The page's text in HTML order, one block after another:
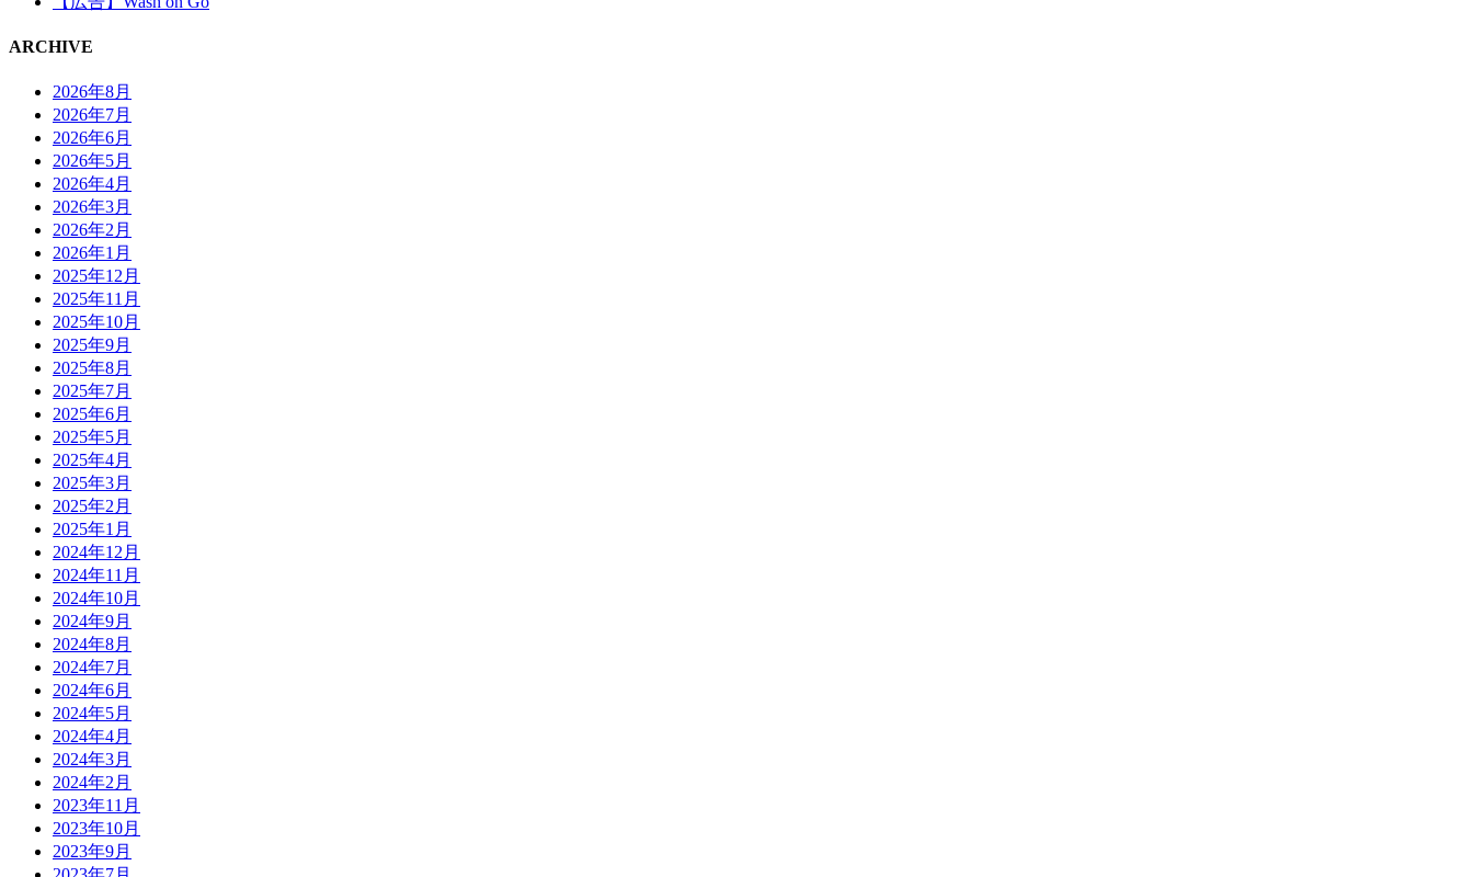
ARCHIVE
2026年8月
2026年7月
2026年6月
2026年5月
2026年4月
2026年3月
2026年2月
2026年1月
2025年12月
2025年11月
2025年10月
2025年9月
2025年8月
2025年7月
2025年6月
2025年5月
2025年4月
2025年3月
2025年2月
2025年1月
2024年12月
2024年11月
2024年10月
2024年9月
2024年8月
2024年7月
2024年6月
2024年5月
2024年4月
2024年3月
2024年2月
2023年11月
2023年10月
2023年9月